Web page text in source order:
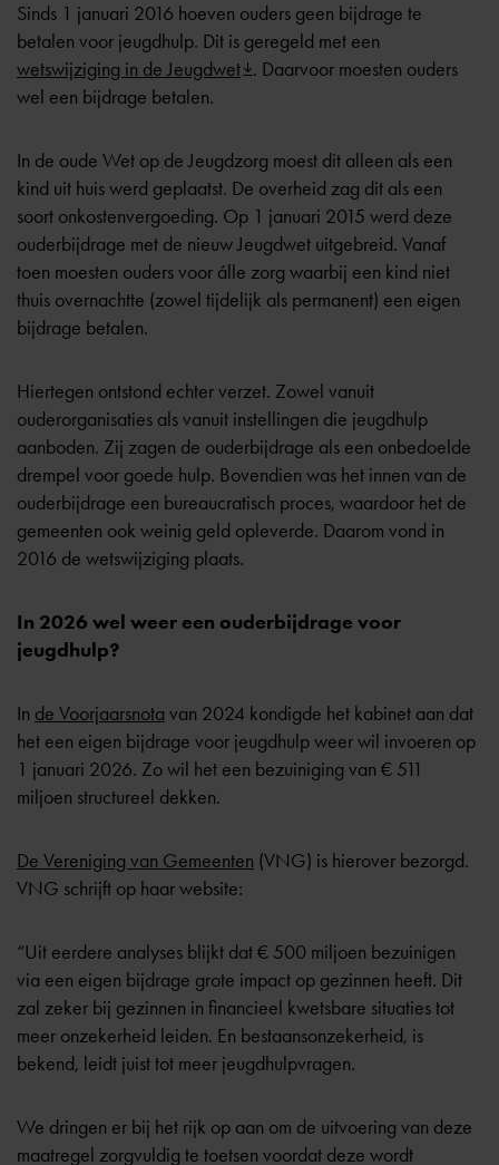
Sinds 1 januari 2016 hoeven ouders geen bijdrage te
betalen voor jeugdhulp. Dit is geregeld met een
wetswijziging in de Jeugdwet . Daarvoor moesten ouders
wel een bijdrage betalen.
In de oude Wet op de Jeugdzorg moest dit alleen als een
kind uit huis werd geplaatst. De overheid zag dit als een
soort onkostenvergoeding. Op 1 januari 2015 werd deze
ouderbijdrage met de nieuwJeugdwet uitgebreid. Vanaf
toen moesten ouders voor álle zorg waarbij een kind niet
thuis overnachtte (zowel tijdelijk als permanent) een eigen
bijdrage betalen.
Hiertegen ontstond echter verzet. Zowel vanuit
ouderorganisaties als vanuit instellingen die jeugdhulp
aanboden. Zij zagen de ouderbijdrage als een onbedoelde
drempel voor goede hulp. Bovendien was het innen van de
ouderbijdrage een bureaucratisch proces, waardoor het de
gemeenten ook weinig geld opleverde. Daarom vond in
2016 de wetswijziging plaats.
In 2026 wel weer een ouderbijdrage voor
jeugdhulp?
In de Voorjaarsnota van 2024 kondigde het kabinet aan dat
het een eigen bijdrage voor jeugdhulp weer wil invoeren op
1 januari 2026. Zo wil het een bezuiniging van € 511
miljoen structureel dekken.
De Vereniging van Gemeenten (VNG) is hierover bezorgd.
VNG schrijft op haar website:
“Uit eerdere analyses blijkt dat € 500 miljoen bezuinigen
via een eigen bijdrage grote impact op gezinnen heeft. Dit
zal zeker bij gezinnen in financieel kwetsbare situaties tot
meer onzekerheid leiden. En bestaansonzekerheid, is
bekend, leidt juist tot meer jeugdhulpvragen.
We dringen er bij het rijk op aan om de uitvoering van deze
maatregel zorgvuldig te toetsen voordat deze wordt